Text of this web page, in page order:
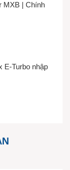
MXB | Chính
E-Turbo nhập